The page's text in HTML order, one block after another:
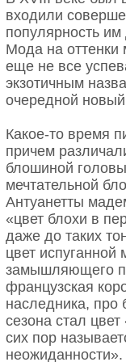
Как видим,
кстати, также
фиолетового
не можем
государственный
2. Флаг
А вот здесь
Зимой и весной
реки» нельзя –
наследия
меры
роспись плаща
произведениях
драгоценного
В конце 1820-х
начали
трудоемкий
измельчения
2. Кермес
входили
популярность
Мода на оттенки
еще не все
экзотичным
очередной новый
Какое-то время
причем
блошиной
мечтательной
Антуанетты
«цвет блохи в
даже до таких
цвет
замышляющего
французская
наследника, про
сезона стал
сих пор
неожиданности».